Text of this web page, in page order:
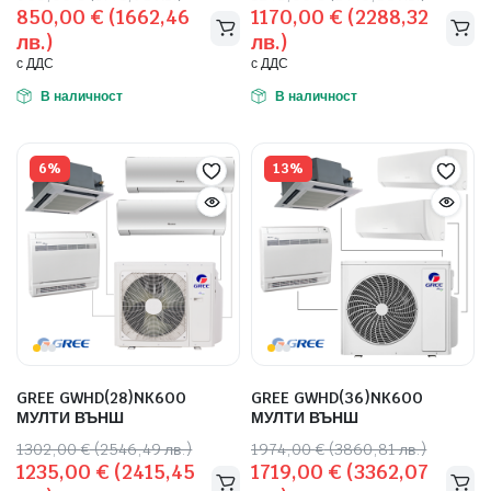
price
was:
906,00 €
(1771,98
850,00 €(1662,46
лв.)
цена
е:
850,00 €
(1662,46
с ДДС
В наличност
price
was:
1248,00 €
(2440,88
1170,00 €(2288,32
лв.)
цена
е:
1170,00 €
(2288,32
с ДДС
В наличност
6%
GREE GWHD(28)NK6OO
МУЛТИ ВЪНШ
1302,00€(2546,49 лв.)
Original
price
1235,00 €(2415,45
Текущата
цена
13%
GREE GWHD(36)NK6OO
МУЛТИ ВЪНШ
1974,00€(3860,81 лв.)
Original
price
1719,00 €(3362,07
Текущата
цена